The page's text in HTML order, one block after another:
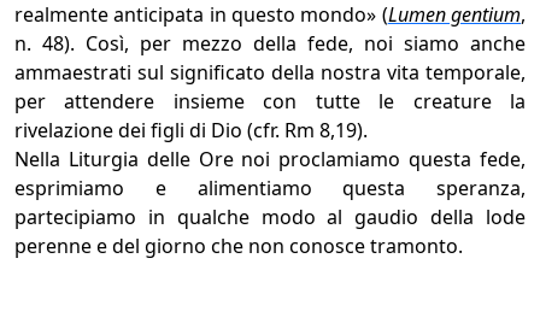
realmente anticipata in questo mondo» (Lumen gentium,
n. 48). Così, per mezzo della fede, noi siamo anche
ammaestrati sul significato della nostra vita temporale,
per attendere insieme con tutte le creature la
rivelazione dei figli di Dio (cfr. Rm 8,19).
Nella Liturgia delle Ore noi proclamiamo questa fede,
esprimiamo e alimentiamo questa speranza,
partecipiamo in qualche modo al gaudio della lode
perenne e del giorno che non conosce tramonto.